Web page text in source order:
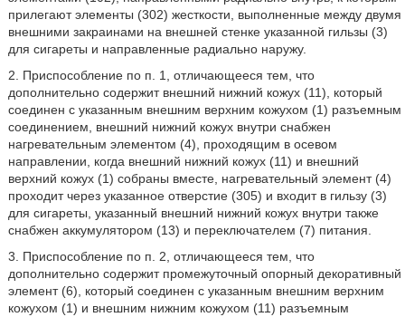
прилегают элементы (302) жесткости, выполненные между двумя
внешними закраинами на внешней стенке указанной гильзы (3)
для сигареты и направленные радиально наружу.
2. Приспособление по п. 1, отличающееся тем, что
дополнительно содержит внешний нижний кожух (11), который
соединен с указанным внешним верхним кожухом (1) разъемным
соединением, внешний нижний кожух внутри снабжен
нагревательным элементом (4), проходящим в осевом
направлении, когда внешний нижний кожух (11) и внешний
верхний кожух (1) собраны вместе, нагревательный элемент (4)
проходит через указанное отверстие (305) и входит в гильзу (3)
для сигареты, указанный внешний нижний кожух внутри также
снабжен аккумулятором (13) и переключателем (7) питания.
3. Приспособление по п. 2, отличающееся тем, что
дополнительно содержит промежуточный опорный декоративный
элемент (6), который соединен с указанным внешним верхним
кожухом (1) и внешним нижним кожухом (11) разъемным